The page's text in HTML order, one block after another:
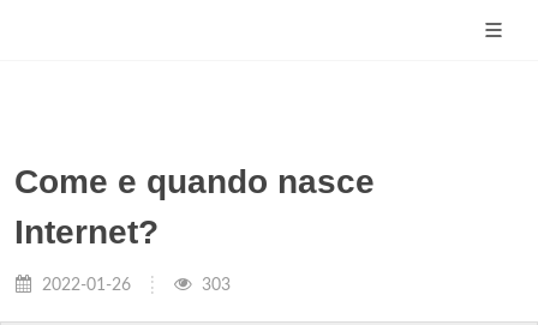
Come e quando nasce
Internet?
2022-01-26 303